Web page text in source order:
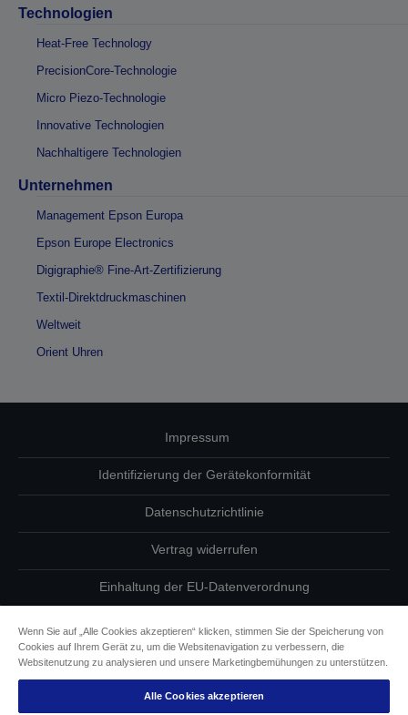
Technologien
Heat-Free Technology
PrecisionCore-Technologie
Micro Piezo-Technologie
Innovative Technologien
Nachhaltigere Technologien
Unternehmen
Management Epson Europa
Epson Europe Electronics
Digigraphie® Fine-Art-Zertifizierung
Textil-Direktdruckmaschinen
Weltweit
Orient Uhren
Impressum
Identifizierung der Gerätekonformität
Datenschutzrichtlinie
Vertrag widerrufen
Einhaltung der EU-Datenverordnung
Informationen zu Cookies
Epson Engagement für Barrierefreiheit
Wenn Sie auf „Alle Cookies akzeptieren“ klicken, stimmen Sie der Speicherung von
Cookies auf Ihrem Gerät zu, um die Websitenavigation zu verbessern, die
Websitenutzung zu analysieren und unsere Marketingbemühungen zu unterstützen.
Alle Cookies akzeptieren